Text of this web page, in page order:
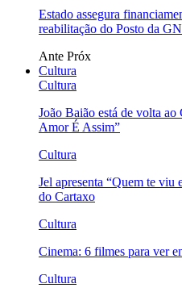
Estado assegura
reabilitação do Posto da
Ante Próx
Cultura
Cultura
João Baião está de volta
Amor É Assim”
Cultura
Jel apresenta “Quem te viu
do Cartaxo
Cultura
Cinema: 6 filmes para ver
Cultura